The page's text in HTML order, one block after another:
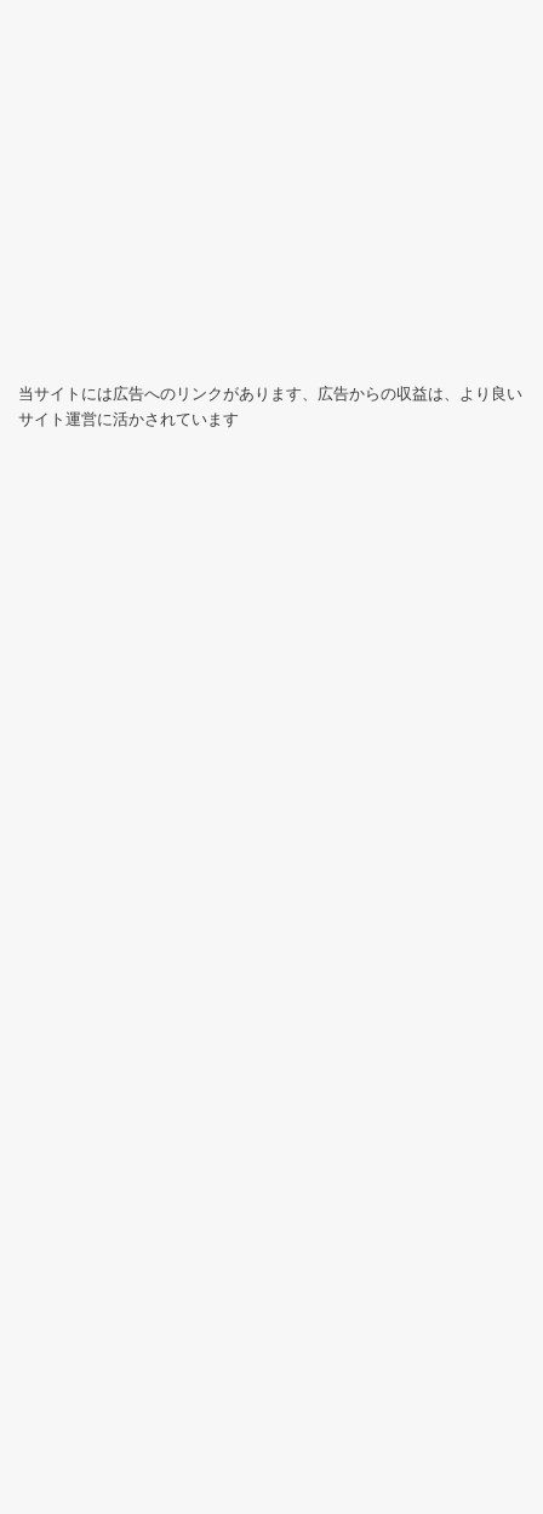
当サイトには広告へのリンクがあります、広告からの収益は、より良い
サイト運営に活かされています